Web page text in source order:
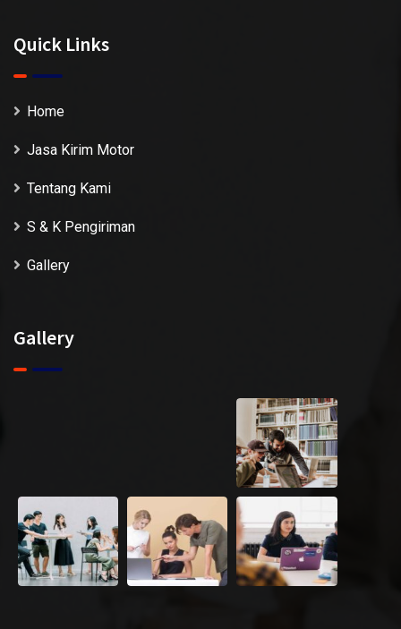
Quick Links
Home
Jasa Kirim Motor
Tentang Kami
S & K Pengiriman
Gallery
Gallery